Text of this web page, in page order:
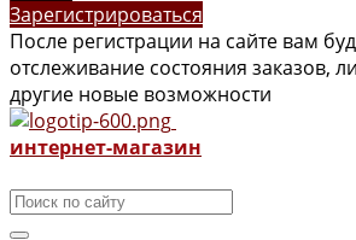
Зарегистрироваться
После регистрации на сайте вам
отслеживание состояния заказов,
другие новые возможности
интернет-магазин